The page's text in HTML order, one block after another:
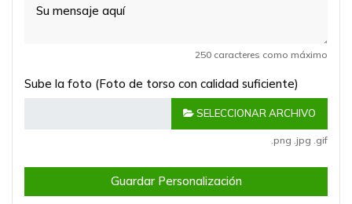
250 caracteres como máximo
Sube la foto (Foto de torso con calidad suficiente)
SELECCIONAR ARCHIVO
.png .jpg .gif
Guardar Personalización